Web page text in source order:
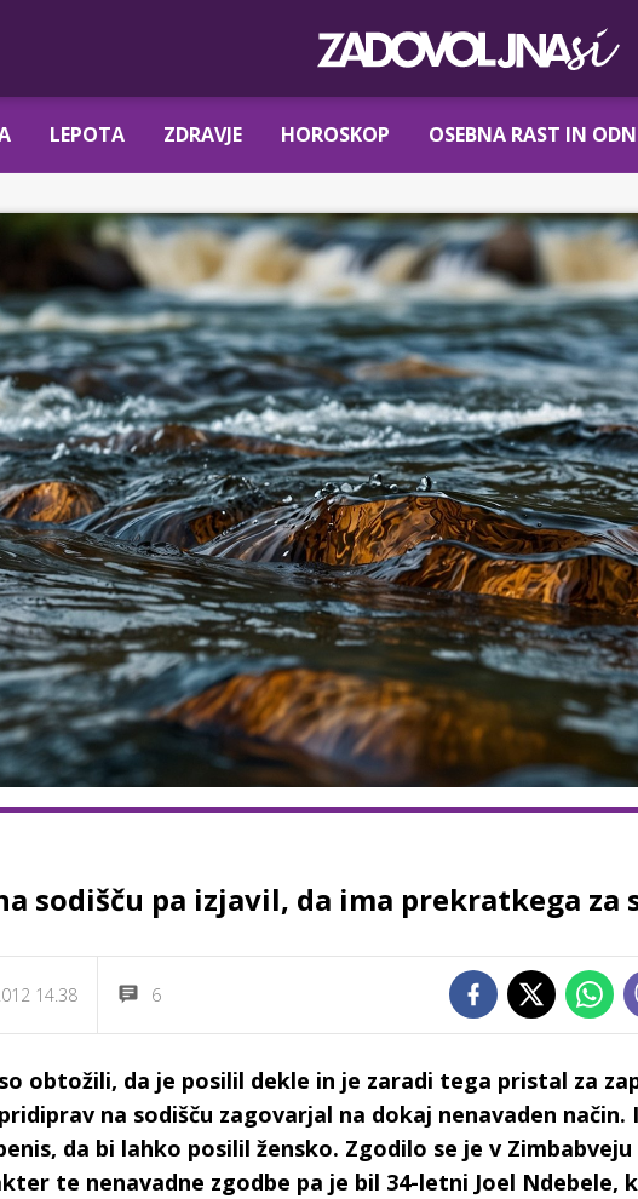
LEPOTA ZDRAVJE HOROSKOP OSEBNA RAST IN
sodišču pa izjavil, da ima prekratkega za
14.38 6
obtožili, da je posilil dekle in je zaradi tega pristal za
na sodišču zagovarjal na dokaj nenavaden način.
da bi lahko posilil žensko. Zgodilo se je v
te nenavadne zgodbe pa je bil 34-letni Joel Ndebele,